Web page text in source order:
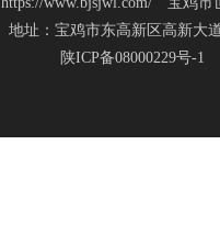
地址：宝鸡市东高新区高新大
陕ICP备08000229号-1